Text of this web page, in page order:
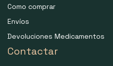
Como comprar
Envíos
Devoluciones Medicamentos
Contactar